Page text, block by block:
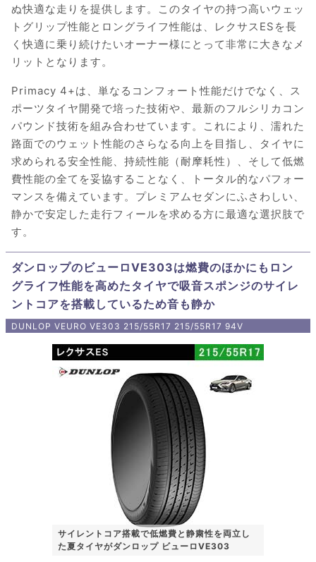
ぬ快適な走りを提供します。このタイヤの持つ高いウェッ
トグリップ性能とロングライフ性能は、レクサスESを長
く快適に乗り続けたいオーナー様にとって非常に大きなメ
リットとなります。
Primacy 4+は、単なるコンフォート性能だけでなく、ス
ポーツタイヤ開発で培った技術や、最新のフルシリカコン
パウンド技術を組み合わせています。これにより、濡れた
路面でのウェット性能のさらなる向上を目指し、タイヤに
求められる安全性能、持続性能（耐摩耗性）、そして低燃
費性能の全てを妥協することなく、トータル的なパフォー
マンスを備えています。プレミアムセダンにふさわしい、
静かで安定した走行フィールを求める方に最適な選択肢で
す。
ダンロップのビューロVE303は燃費のほかにもロン
グライフ性能を高めたタイヤで吸音スポンジのサイレ
ントコアを搭載しているため音も静か
DUNLOP VEURO VE303 215/55R17 215/55R17 94V
サイレントコア搭載で低燃費と静粛性を両立し
た夏タイヤがダンロップ ビューロVE303